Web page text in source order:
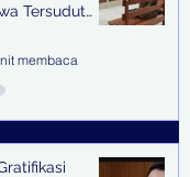
Tersudut
Kunci
membaca